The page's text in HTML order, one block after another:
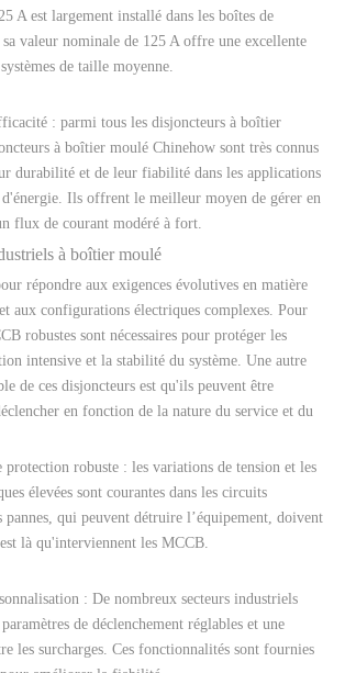
A est largement installé dans les boîtes de
valeur nominale de 125 A offre une excellente
de taille moyenne.
: parmi tous les disjoncteurs à boîtier
à boîtier moulé Chinehow sont très connus
durabilité et de leur fiabilité dans les applications
Ils offrent le meilleur moyen de gérer en
flux de courant modéré à fort.
à boîtier moulé
répondre aux exigences évolutives en matière
aux configurations électriques complexes. Pour
robustes sont nécessaires pour protéger les
intensive et la stabilité du système. Une autre
de ces disjoncteurs est qu'ils peuvent être
en fonction de la nature du service et du
protection robuste : les variations de tension et les
élevées sont courantes dans les circuits
pannes, qui peuvent détruire l’équipement, doivent
là qu'interviennent les MCCB.
: De nombreux secteurs industriels
de déclenchement réglables et une
les surcharges. Ces fonctionnalités sont fournies